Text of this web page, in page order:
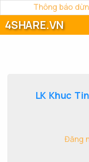
Thông báo
4SHARE.VN
LK Khuc
Đăng